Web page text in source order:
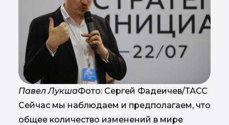
Павел ЛукшаФото: Сергей Фадеичев/ТАСС
Сейчас мы наблюдаем и предполагаем, что
общее количество изменений в мире